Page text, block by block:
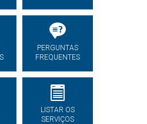
PERGUNTAS
FREQUENTES
LISTAR OS
SERVIÇOS